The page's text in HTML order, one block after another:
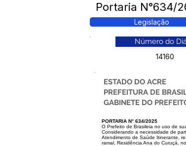
Portaria N°634/
Legislação
Número do
14160
ESTADO DO ACRE
PREFEITURA DE
GABINETE DO
PORTARIA N° 634/2025
O Prefeito de Brasileia no uso de
Considerando a necessidade de
Atendimento de Saúde Itinerante,
ramal, Residência Ana do Curuçá,